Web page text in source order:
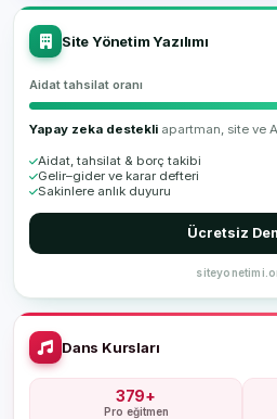
Site Yönetim Yazılımı
Aidat tahsilat oranı
Yapay zeka destekli apartman, site ve
Aidat, tahsilat & borç takibi
Gelir–gider ve karar defteri
Sakinlere anlık duyuru
Ücretsiz
Dans Kursları
379+
Pro eğitmen